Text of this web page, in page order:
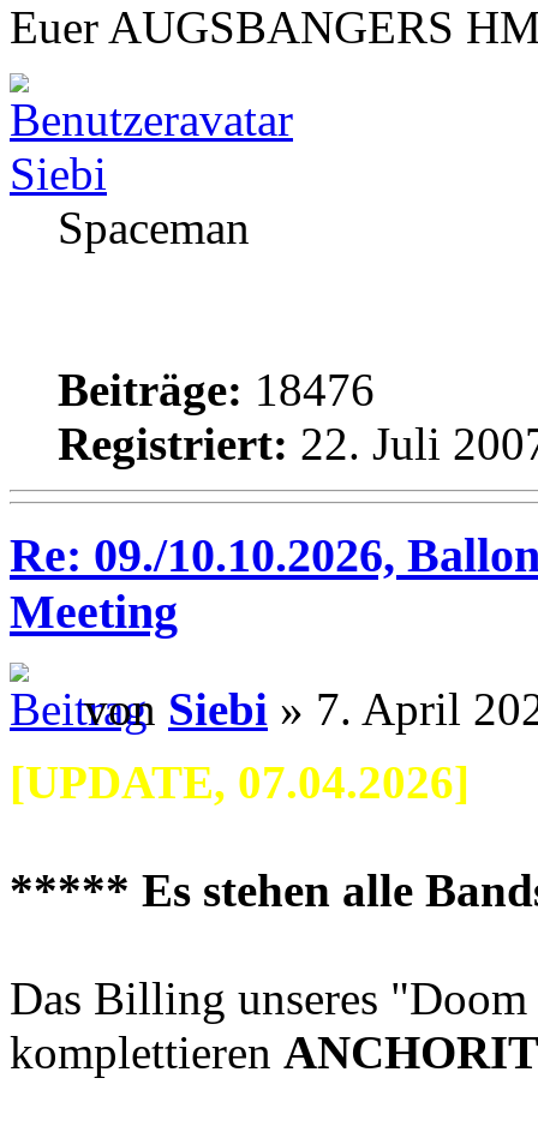
Euer AUGSBANGERS
Siebi
Spaceman
Beiträge: 18476
Registriert: 22. Juli
Re: 09./10.10.2026,
Meeting
von Siebi » 7. April
[UPDATE, 07.04.2026]
***** Es stehen alle
Das Billing unseres
komplettieren